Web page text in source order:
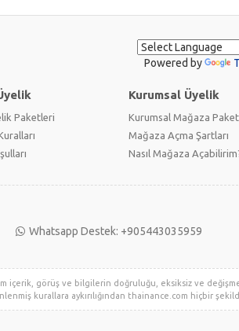
Powered by
Paketleri
Kurumsal Üyelik
Kurumsal Mağaza
Mağaza Açma Şartları
Nasıl Mağaza
Whatsapp Destek: +905443035959
içerik, görüş ve bilgilerin doğruluğu, eksiksiz ve
kurallara aykırılığından thainance.com hiçbir